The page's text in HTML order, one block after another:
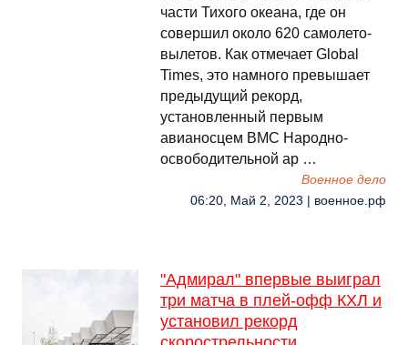
части Тихого океана, где он
совершил около 620 самолето-
вылетов. Как отмечает Global
Times, это намного превышает
предыдущий рекорд,
установленный первым
авианосцем ВМС Народно-
освободительной ар …
Военное дело
06:20, Май 2, 2023 | военное.рф
"Адмирал" впервые выиграл
три матча в плей-офф КХЛ и
установил рекорд